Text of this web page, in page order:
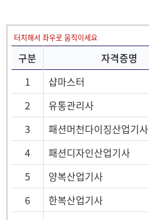
취업게시판
터치해서 좌우로 움직이세요
구분 자격증명
1
샵마스터
2
유통관리사
3
패션머천다이징산업기사
4
패션디자인산업기사
5
양복산업기사
6
한복산업기사